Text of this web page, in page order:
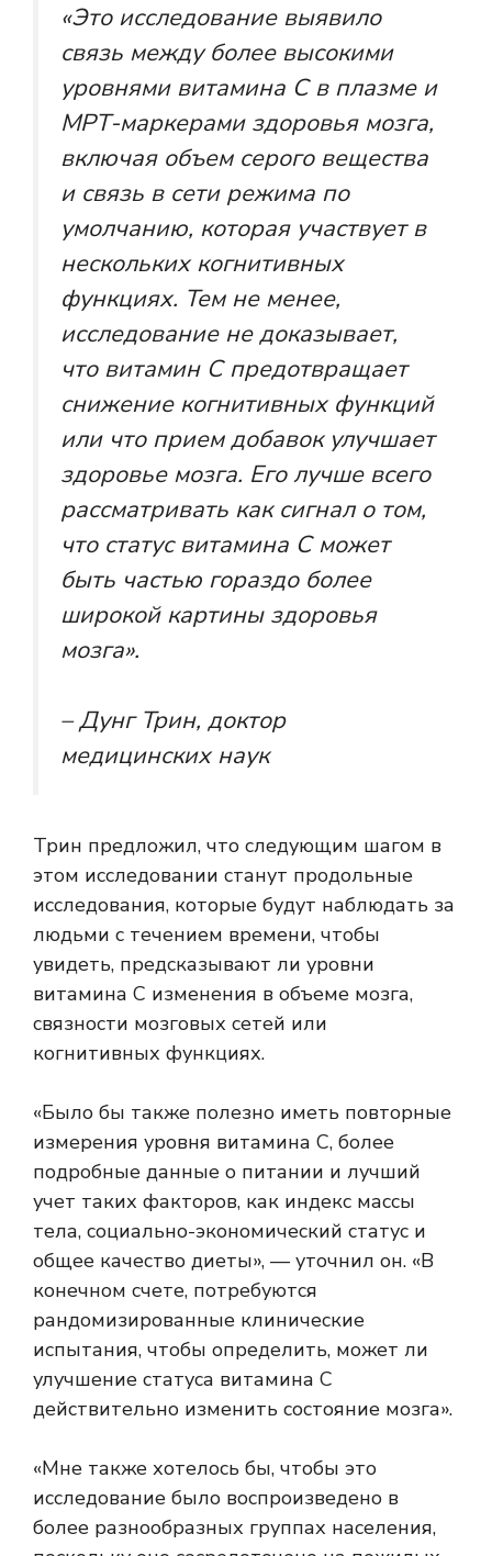
«Это исследование выявило
связь между более высокими
уровнями витамина С в плазме и
МРТ-маркерами здоровья мозга,
включая объем серого вещества
и связь в сети режима по
умолчанию, которая участвует в
нескольких когнитивных
функциях. Тем не менее,
исследование не доказывает,
что витамин С предотвращает
снижение когнитивных функций
или что прием добавок улучшает
здоровье мозга. Его лучше всего
рассматривать как сигнал о том,
что статус витамина С может
быть частью гораздо более
широкой картины здоровья
мозга».
– Дунг Трин, доктор
медицинских наук
Трин предложил, что следующим шагом в
этом исследовании станут продольные
исследования, которые будут наблюдать за
людьми с течением времени, чтобы
увидеть, предсказывают ли уровни
витамина С изменения в объеме мозга,
связности мозговых сетей или
когнитивных функциях.
«Было бы также полезно иметь повторные
измерения уровня витамина С, более
подробные данные о питании и лучший
учет таких факторов, как индекс массы
тела, социально-экономический статус и
общее качество диеты», — уточнил он. «В
конечном счете, потребуются
рандомизированные клинические
испытания, чтобы определить, может ли
улучшение статуса витамина С
действительно изменить состояние мозга».
«Мне также хотелось бы, чтобы это
исследование было воспроизведено в
более разнообразных группах населения,